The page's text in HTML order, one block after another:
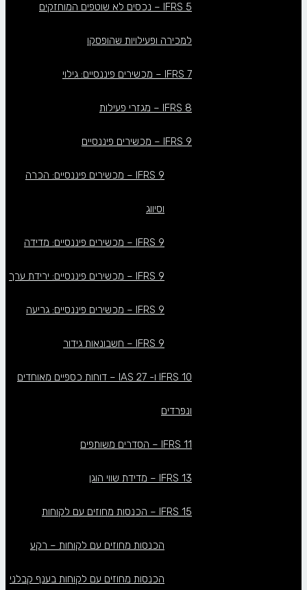
IFRS 5 – נכסים לא שוטפים המוחזקים
למכירה ופעילויות שהופסקו
IFRS 7 – מכשירים פיננסיים: גילוי
IFRS 8 – מגזרי פעילות
IFRS 9 – מכשירים פיננסיים
IFRS 9 – מכשירים פיננסיים: הכרה
וסיווג
IFRS 9 – מכשירים פיננסיים: מדידה
IFRS 9 – מכשירים פיננסיים: ירידת ערך
IFRS 9 – מכשירים פיננסיים: גריעה
IFRS 9 – חשבונאות גידור
IFRS 10 ו- IAS 27 – דוחות כספיים מאוחדים
ונפרדים
IFRS 11 – הסדרים משותפים
IFRS 13 – מדידת שווי הוגן
IFRS 15 – הכנסות מחוזים עם לקוחות
הכנסות מחוזים עם לקוחות – רקע
הכנסות מחוזים עם לקוחות בענף קבלני